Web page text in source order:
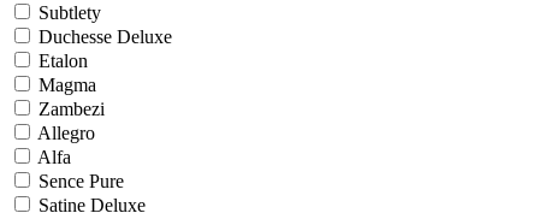
Subtlety
Duchesse Deluxe
Etalon
Magma
Zambezi
Allegro
Alfa
Sence Pure
Satine Deluxe